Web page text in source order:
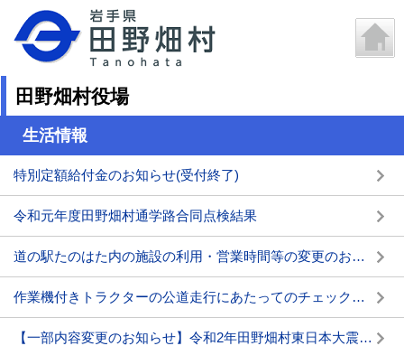
田野畑村役場
生活情報
特別定額給付金のお知らせ(受付終了)
令和元年度田野畑村通学路合同点検結果
道の駅たのはた内の施設の利用・営業時間等の変更のお知らせ
作業機付きトラクターの公道走行にあたってのチェックポイントについて
【一部内容変更のお知らせ】令和2年田野畑村東日本大震災追悼式の開催について